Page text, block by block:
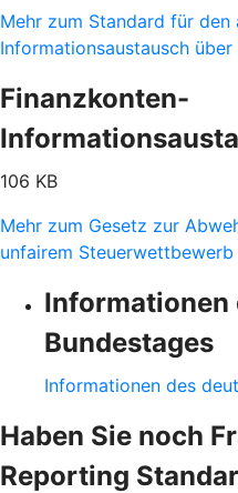
Mehr zum Standard für den
Informationsaustausch
Finanzkonten-
106 KB
Mehr zum Gesetz zur
unfairem Steuerwettbewerb
Informationen
Bundestages
Informationen des
Haben Sie noch
Reporting